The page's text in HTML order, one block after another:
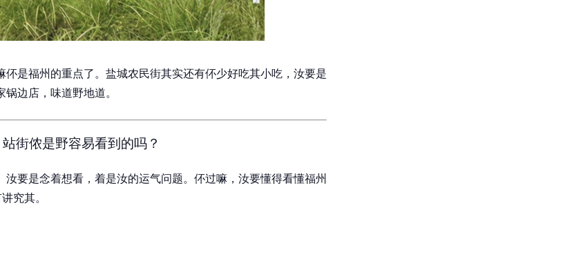
伓是福州的重点了。盐城农民街其实还有伓少好吃其小吃，汝要是
边店，味道野地道。
街侬是野容易看到的吗？
汝要是念着想看，着是汝的运气问题。伓过嘛，汝要懂得看懂福州
究其。